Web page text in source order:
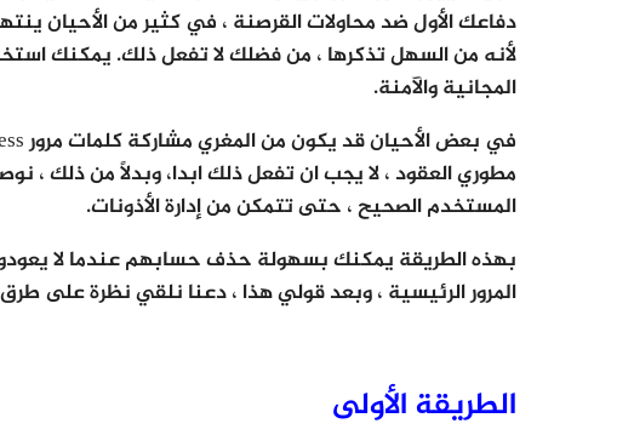
دفاعك الأول ضد محاولات القرصنة ، في كثير من الأحيان
لأنه من السهل تذكرها ، من فضلك لا تفعل ذلك. يمكنك
المجانية والآمنة.
مطوري العقود ، لا يجب ان تفعل ذلك ابدا، وبدلاً من ذلك
المستخدم الصحيح ، حتى تتمكن من إدارة الأذونات.
بهذه الطريقة يمكنك بسهولة حذف حسابهم عندما لا
المرور الرئيسية ، وبعد قولي هذا ، دعنا نلقي نظرة على
الطريقة الأولى